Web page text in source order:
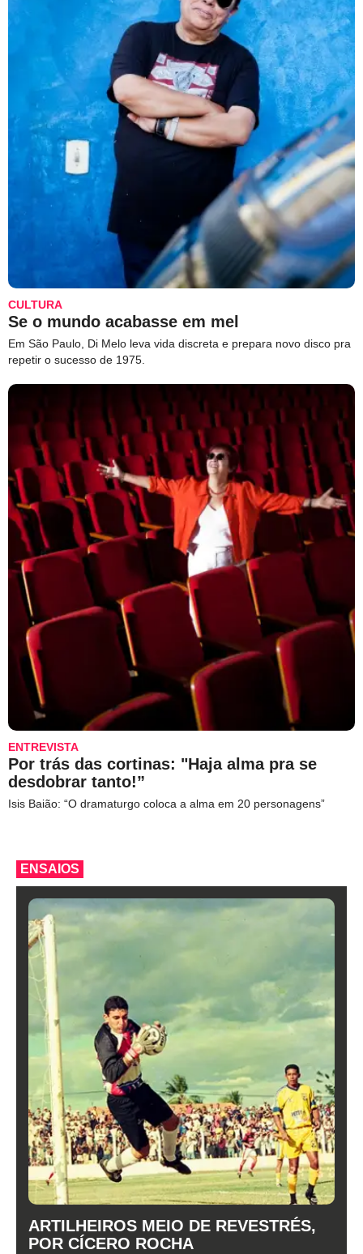
CULTURA
Se o mundo acabasse em mel
Em São Paulo, Di Melo leva vida discreta e prepara novo disco pra
repetir o sucesso de 1975.
ENTREVISTA
Por trás das cortinas: "Haja alma pra se
desdobrar tanto!”
Isis Baião: “O dramaturgo coloca a alma em 20 personagens”
ENSAIOS
ARTILHEIROS MEIO DE REVESTRÉS,
POR CÍCERO ROCHA